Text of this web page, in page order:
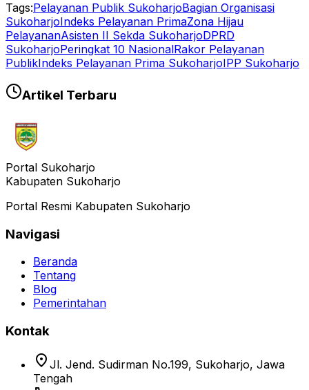
Tags:Pelayanan Publik SukoharjoBagian Organisasi
SukoharjoIndeks Pelayanan PrimaZona Hijau
PelayananAsisten II Sekda SukoharjoDPRD
SukoharjoPeringkat 10 NasionalRakor Pelayanan
PublikIndeks Pelayanan Prima SukoharjoIPP Sukoharjo
Artikel Terbaru
Portal Sukoharjo
Kabupaten Sukoharjo
Portal Resmi Kabupaten Sukoharjo
Navigasi
Beranda
Tentang
Blog
Pemerintahan
Kontak
location_on Jl. Jend. Sudirman No.199, Sukoharjo, Jawa
Tengah